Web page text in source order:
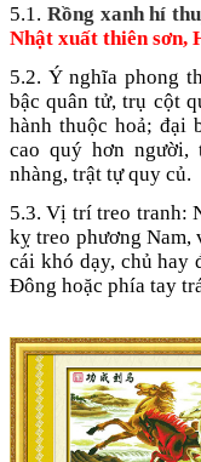
5.1. Rồng xanh hí
Nhật xuất thiên sơn,
5.2. Ý nghĩa phong
bậc quân tử, trụ cột
hành thuộc hoả; đại
cao quý hơn người,
nhàng, trật tự quy củ.
5.3. Vị trí treo tranh:
kỵ treo phương Nam,
cái khó dạy, chủ hay
Đông hoặc phía tay